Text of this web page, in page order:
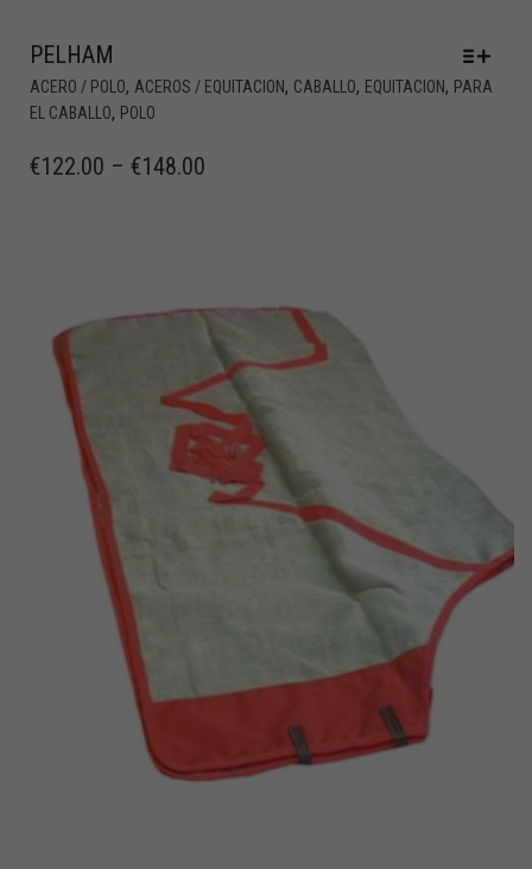
PELHAM
ACERO / POLO, ACEROS / EQUITACION, CABALLO, EQUITACION, PARA
EL CABALLO, POLO
€122.00 – €148.00